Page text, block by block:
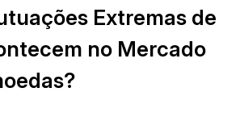
Extremas de
no Mercado